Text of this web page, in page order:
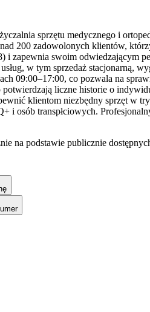
sprzętu medycznego i
200 zadowolonych klientów,
zapewnia swoim odwiedzającym
w tym sprzedaż stacjonarną,
09:00–17:00, co pozwala na
liczne historie o
klientom niezbędny sprzęt w
i osób transpłciowych.
na podstawie publicznie